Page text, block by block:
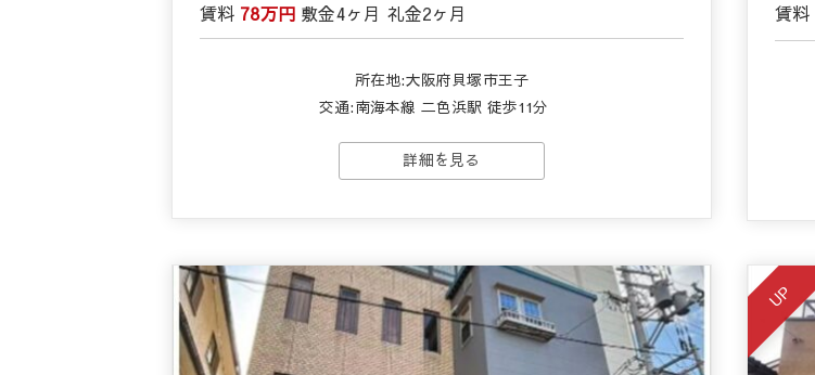
賃料 78万円 敷金4ヶ月 礼金2ヶ月
所在地:大阪府貝塚市王子
交通:南海本線 二色浜駅 徒歩11分
詳細を見る
賃料
UP